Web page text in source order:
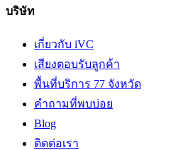
บริษัท
เกี่ยวกับ iVC
เสียงตอบรับลูกค้า
พื้นที่บริการ 77 จังหวัด
คำถามที่พบบ่อย
Blog
ติดต่อเรา